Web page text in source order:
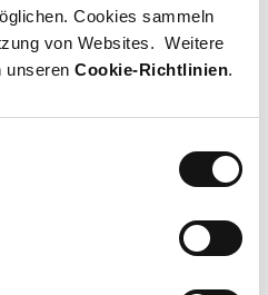
Cookies sammeln
von Websites. Weitere
unseren Cookie-Richtlinien.